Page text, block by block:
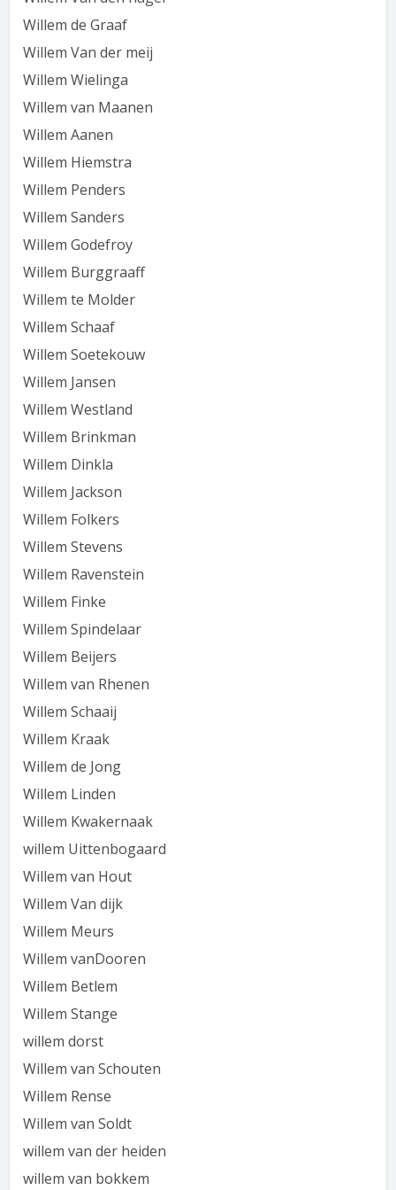
Willem de Graaf
Willem Van der meij
Willem Wielinga
Willem van Maanen
Willem Aanen
Willem Hiemstra
Willem Penders
Willem Sanders
Willem Godefroy
Willem Burggraaff
Willem te Molder
Willem Schaaf
Willem Soetekouw
Willem Jansen
Willem Westland
Willem Brinkman
Willem Dinkla
Willem Jackson
Willem Folkers
Willem Stevens
Willem Ravenstein
Willem Finke
Willem Spindelaar
Willem Beijers
Willem van Rhenen
Willem Schaaij
Willem Kraak
Willem de Jong
Willem Linden
Willem Kwakernaak
willem Uittenbogaard
Willem van Hout
Willem Van dijk
Willem Meurs
Willem vanDooren
Willem Betlem
Willem Stange
willem dorst
Willem van Schouten
Willem Rense
Willem van Soldt
willem van der heiden
willem van bokkem